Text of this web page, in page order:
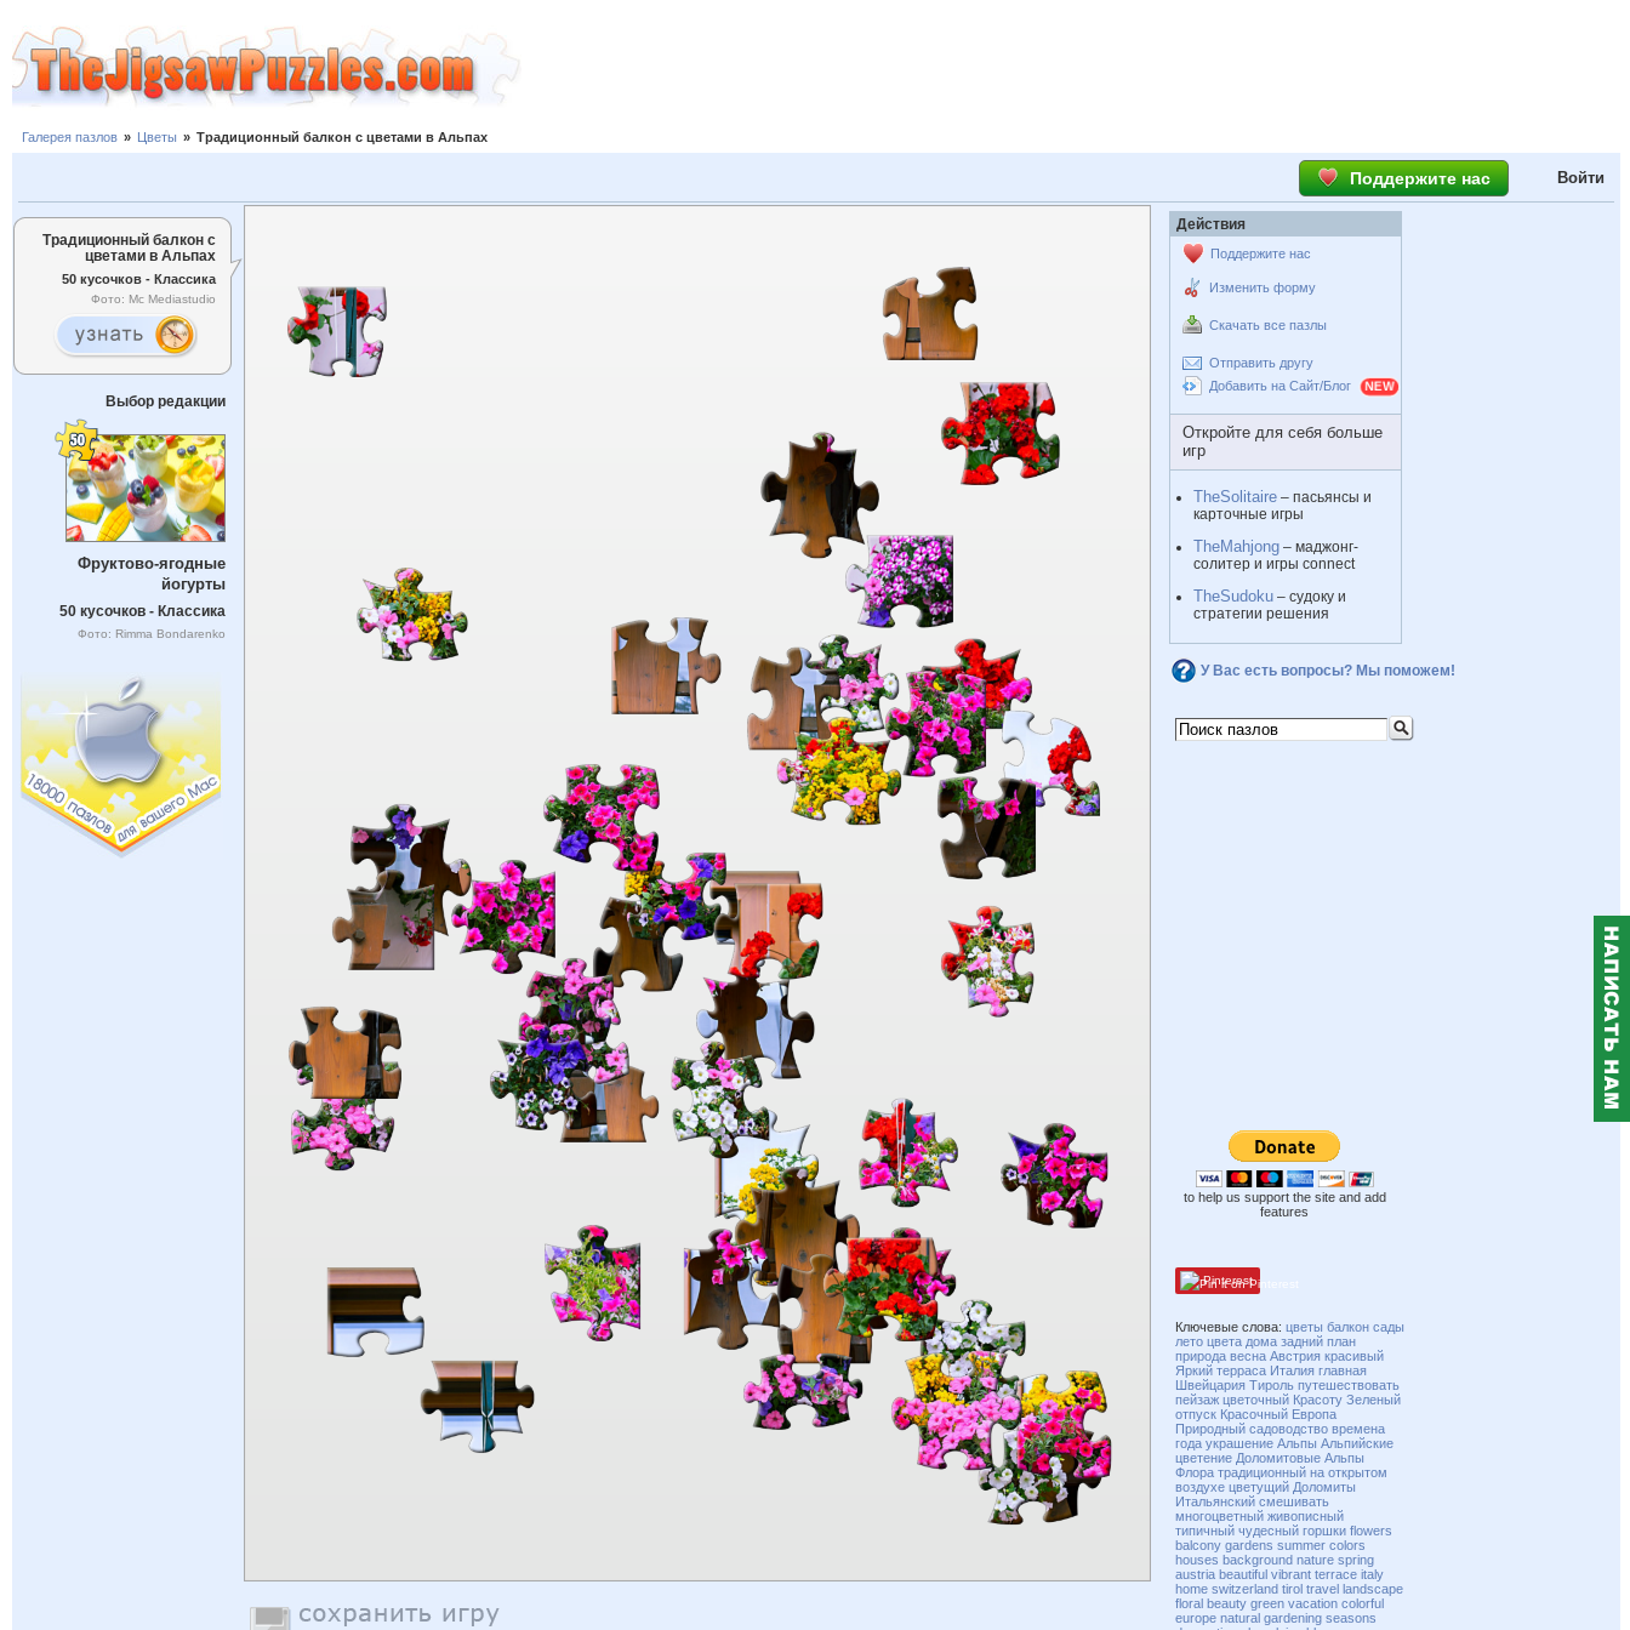
Галерея пазлов » Цветы » Традиционный балкон с цветами в Альпах
Поддержите нас Войти
Традиционный балкон с
цветами в Альпах
50 кусочков - Классика
Фото: Mc Mediastudio
Выбор редакции
Фруктово-ягодные
йогурты
50 кусочков - Классика
Фото: Rimma Bondarenko
Действия
Поддержите нас
Изменить форму
Скачать все пазлы
Отправить другу
Добавить на Сайт/Блог
Откройте для себя больше
игр
TheSolitaire – пасьянсы и
карточные игры
TheMahjong – маджонг-
солитер и игры connect
TheSudoku – судоку и
стратегии решения
У Вас есть вопросы? Мы поможем!
to help us support the site and add
features
Pinterest
Ключевые слова:цветы балкон сады
лето цвета дома задний план
природа весна Австрия красивый
Яркий терраса Италия главная
Швейцария Тироль путешествовать
пейзаж цветочный Красоту Зеленый
отпуск Красочный Европа
Природный садоводство времена
года украшение Альпы Альпийские
цветение Доломитовые Альпы
Флора традиционный на открытом
воздухе цветущий Доломиты
Итальянский смешивать
многоцветный живописный
типичный чудесный горшки flowers
balcony gardens summer colors
houses background nature spring
austria beautiful vibrant terrace italy
home switzerland tirol travel landscape
floral beauty green vacation colorful
europe natural gardening seasons